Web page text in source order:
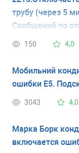
трубу (через 5
Сообщений по
150 4,0
Мобильний
ошибки Е5.
3043 4,0
Марка Борк
включается